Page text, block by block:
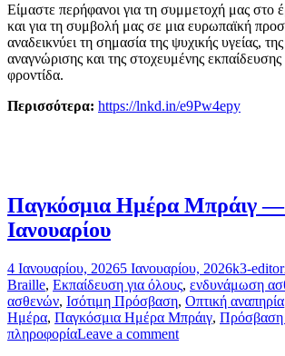
Είμαστε περήφανοι για τη συμμετοχή μας στο
και για τη συμβολή μας σε μια ευρωπαϊκή
αναδεικνύει τη σημασία της ψυχικής υγείας,
αναγνώρισης και της στοχευμένης
φροντίδα.
Περισσότερα: https://lnkd.in/e9Pw4epy
Παγκόσμια Ημέρα Μπράιγ
Ιανουαρίου
4 Ιανουαρίου, 20265 Ιανουαρίου, 2026k3-editor
Braille, Εκπαίδευση για όλους, ενδυνάμωση
ασθενών, Ισότιμη Πρόσβαση, Οπτική αναπηρία
Ημέρα, Παγκόσμια Ημέρα Μπράιγ, Πρόσβαση
πληροφορίαLeave a comment